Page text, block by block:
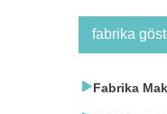
fabrika
Fabrika